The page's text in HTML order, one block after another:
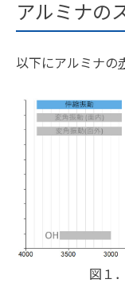
アルミナの
以下にアルミナの
図１